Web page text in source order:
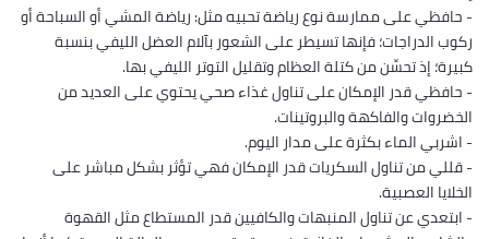
- حافظي على ممارسة نوع رياضة تحبيه مثل: رياضة المشي أو السباحة أو
ركوب الدراجات؛ فإنها تسيطر على الشعور بآلام العضل الليفي بنسبة
كبيرة؛ إذ تحسِّن من كتلة العظام وتقليل التوتر الليفي بها.
- حافظي قدر الإمكان على تناول غذاء صحي يحتوي على العديد من
الخضروات والفاكهة والبروتينات.
- اشربي الماء بكثرة على مدار اليوم.
- قللي من تناول السكريات قدر الإمكان فهي تؤثر بشكل مباشر على
الخلايا العصبية.
- ابتعدي عن تناول المنبهات والكافيين قدر المستطاع مثل القهوة